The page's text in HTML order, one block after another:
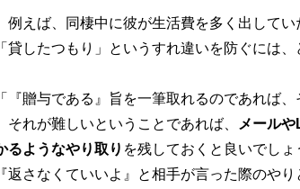
例えば、同棲中に彼が生活費を多く出して
「貸したつもり」というすれ違いを防ぐには
「『贈与である』旨を一筆取れるのであれば、
それが難しいということであれば、
メール
るようなやり取り を残しておくと良いでしょ
『返さなくていいよ』と相手が言った際のや